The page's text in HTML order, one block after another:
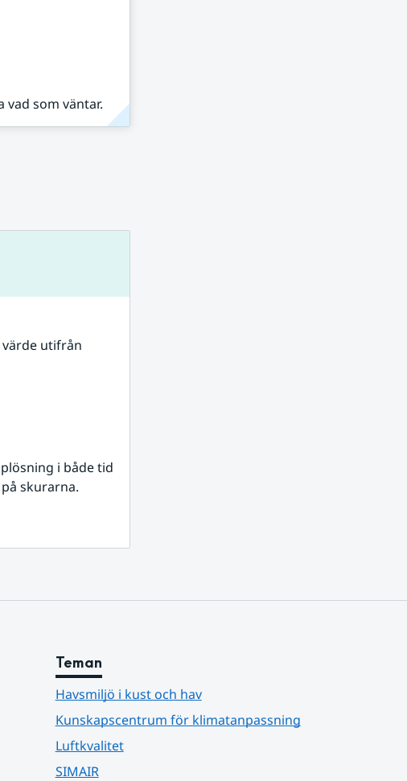
som väntar.
utifrån
i både tid
skurarna.
Teman
Havsmiljö i kust och hav
Kunskapscentrum för klimatanpassning
Luftkvalitet
SIMAIR